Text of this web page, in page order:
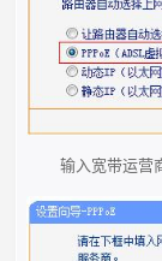
输入宽带运营